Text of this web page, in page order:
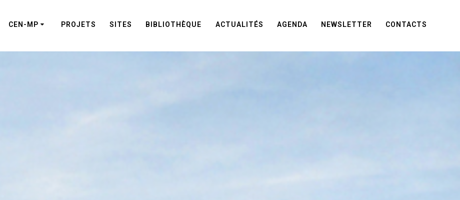
CEN-MP PROJETS SITES BIBLIOTHÈQUE ACTUALITÉS AGENDA NEWSLETTER CONTACTS